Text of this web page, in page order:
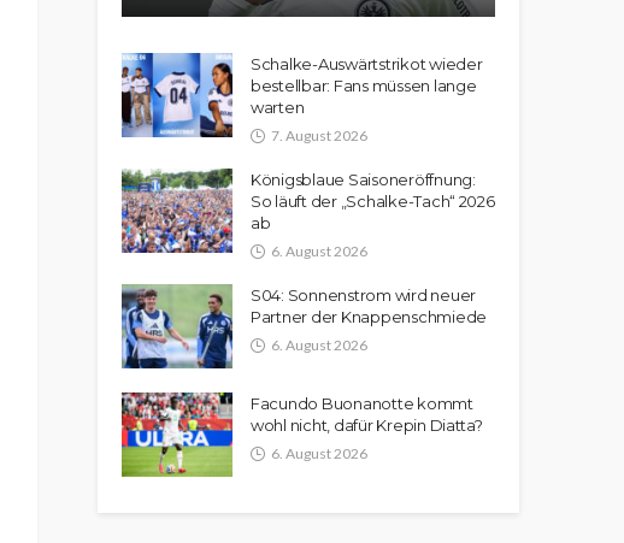
Schalke-Auswärtstrikot wieder
bestellbar: Fans müssen lange
warten
7. August 2026
Königsblaue Saisoneröffnung:
So läuft der „Schalke-Tach“ 2026
ab
6. August 2026
S04: Sonnenstrom wird neuer
Partner der Knappenschmiede
6. August 2026
Facundo Buonanotte kommt
wohl nicht, dafür Krepin Diatta?
6. August 2026